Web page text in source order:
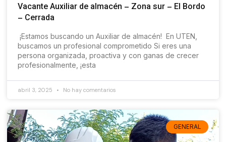
Vacante Auxiliar de almacén – Zona sur – El Bordo
– Cerrada
¡Estamos buscando un Auxiliar de almacén! En UTEN,
buscamos un profesional comprometido Si eres una
persona organizada, proactiva y con ganas de crecer
profesionalmente, ¡esta
abril 3, 2025 No hay comentarios
GENERAL